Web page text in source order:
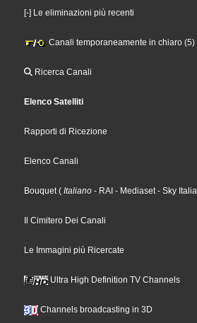
[-] Le eliminazioni più recenti
Canali temporaneamente in chiaro (5)
Ricerca Canali
Elenco Satelliti
Rapporti di Ricezione
Elenco Canali
Bouquet ( Italiano - RAI - Mediaset - Sky Italia
Il Cimitero Dei Canali
Le Immagini più Ricercate
Ultra High Definition TV Channels
Channels broadcasting in 3D